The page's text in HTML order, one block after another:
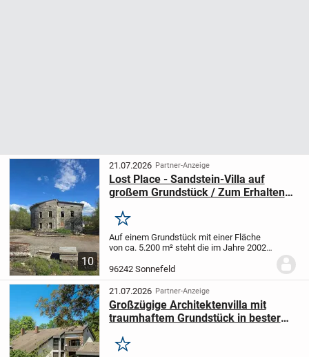
10
21.07.2026 Partner-Anzeige
Lost Place - Sandstein-Villa auf
großem Grundstück / Zum Erhalten
Merken
Auf einem Grundstück mit einer Fläche
von ca. 5.200 m² steht die im Jahre 2002
der Topografie (Lage an einem Tal)
können nur ca. 3.000 m² des
Grundstücks...
96242 Sonnefeld
21.07.2026 Partner-Anzeige
Großzügige Architektenvilla mit
traumhaftem Grundstück in bester
Merken